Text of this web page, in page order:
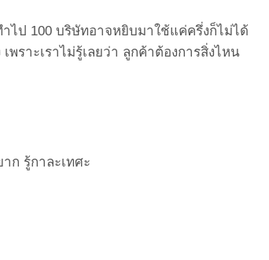
ไป 100 บริษัทอาจหยิบมาใช้แค่ครึ่งก็ไม่ได้
พราะเราไม่รู้เลยว่า ลูกค้าต้องการสิ่งไหน
ก รู้กาละเทศะ